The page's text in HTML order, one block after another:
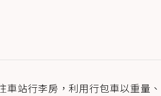
站行李房，利用行包車以重量、